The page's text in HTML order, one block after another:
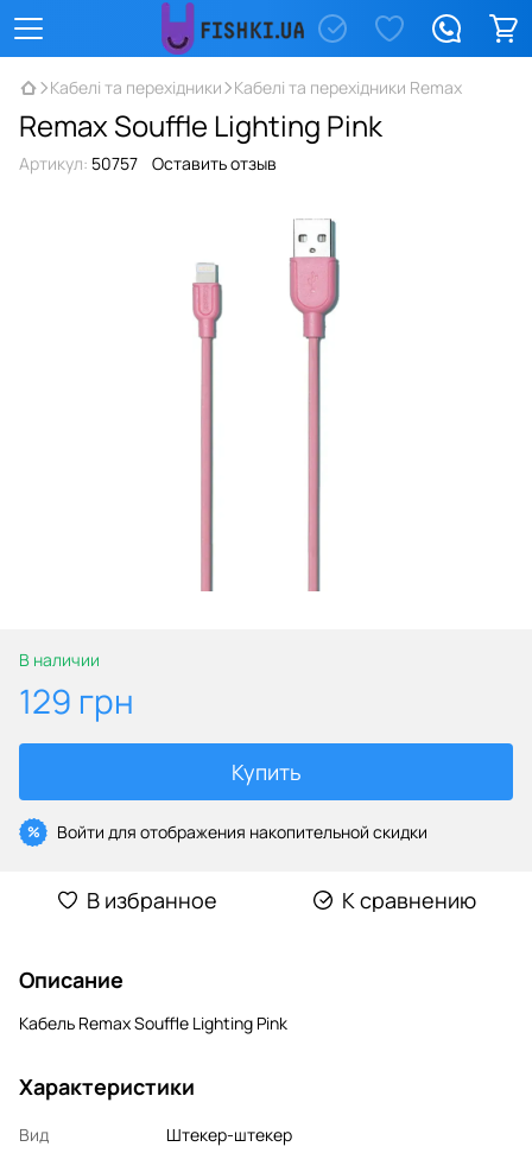
Кабелі та перехідники Кабелі та перехідники Remax
Remax Souffle Lighting Pink
Артикул: 50757 Оставить отзыв
В наличии
129 грн
Купить
% Войти для отображения накопительной скидки
В избранное К сравнению
Описание
Кабель Remax Souffle Lighting Pink
Характеристики
Вид
Штекер-штекер